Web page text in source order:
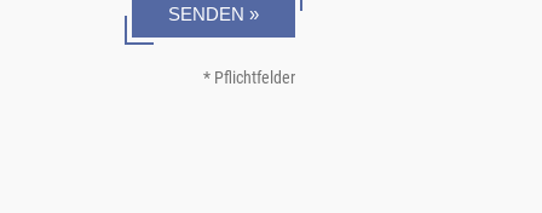
SENDEN »
* Pflichtfelder